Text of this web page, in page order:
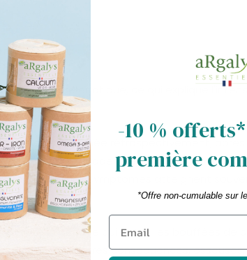
de manière erratique, ce qui explique
dite est confirmée rétrospectivement, après
C'est à ce stade que la diminution de la
et que les symptômes atteignent
toute la période qui suit. Si les bouffées de
d'autres conséquences, osseuses,
-10 %
première
*Offre non-cumulable sur